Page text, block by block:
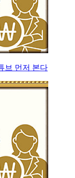
브 먼저 본다